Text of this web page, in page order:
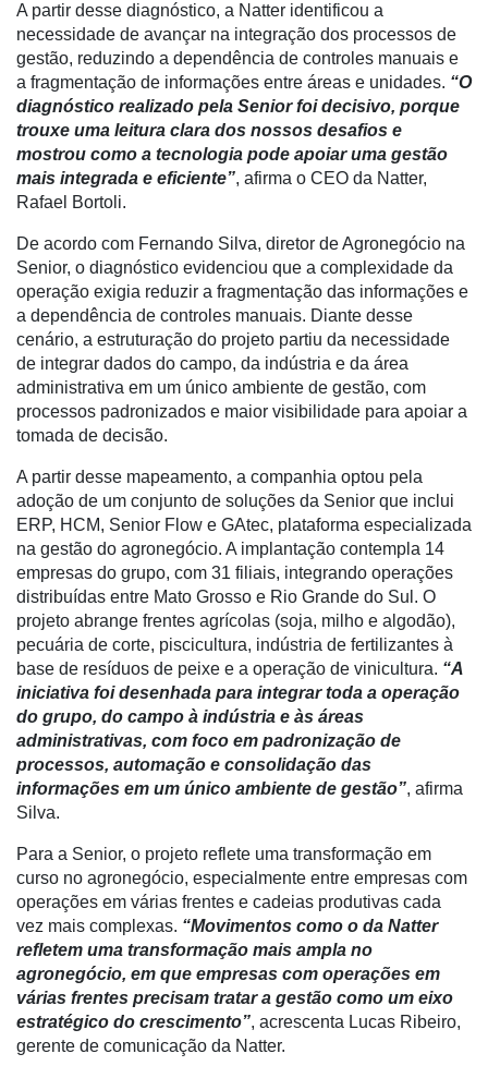
Robótica
Conectividade
Dados
e
Análise
E-
Informatização
da
Agricultura
Vertical
Software
Empresarial
Tecnologia
para
Recursos
Hídricos
Membros
Liberali
Netrin
Néctar
Tecprime
Agro
Lean
Way
Manager
ONE
CHB
A partir desse diagnóstico, a Natter identificou a
necessidade de avançar na integração dos processos de
gestão, reduzindo a dependência de controles manuais e
a fragmentação de informações entre áreas e unidades. “O
diagnóstico realizado pela Senior foi decisivo, porque
trouxe uma leitura clara dos nossos desafios e
mostrou como a tecnologia pode apoiar uma gestão
mais integrada e eficiente”, afirma o CEO da Natter,
Rafael Bortoli.
De acordo com Fernando Silva, diretor de Agronegócio na
Senior, o diagnóstico evidenciou que a complexidade da
operação exigia reduzir a fragmentação das informações e
a dependência de controles manuais. Diante desse
cenário, a estruturação do projeto partiu da necessidade
de integrar dados do campo, da indústria e da área
administrativa em um único ambiente de gestão, com
processos padronizados e maior visibilidade para apoiar a
tomada de decisão.
A partir desse mapeamento, a companhia optou pela
adoção de um conjunto de soluções da Senior que inclui
ERP, HCM, Senior Flow e GAtec, plataforma especializada
na gestão do agronegócio. A implantação contempla 14
empresas do grupo, com 31 filiais, integrando operações
distribuídas entre Mato Grosso e Rio Grande do Sul. O
projeto abrange frentes agrícolas (soja, milho e algodão),
pecuária de corte, piscicultura, indústria de fertilizantes à
base de resíduos de peixe e a operação de vinicultura. “A
iniciativa foi desenhada para integrar toda a operação
do grupo, do campo à indústria e às áreas
administrativas, com foco em padronização de
processos, automação e consolidação das
informações em um único ambiente de gestão”, afirma
Silva.
Para a Senior, o projeto reflete uma transformação em
curso no agronegócio, especialmente entre empresas com
operações em várias frentes e cadeias produtivas cada
vez mais complexas. “Movimentos como o da Natter
refletem uma transformação mais ampla no
agronegócio, em que empresas com operações em
várias frentes precisam tratar a gestão como um eixo
estratégico do crescimento”, acrescenta Lucas Ribeiro,
gerente de comunicação da Natter.